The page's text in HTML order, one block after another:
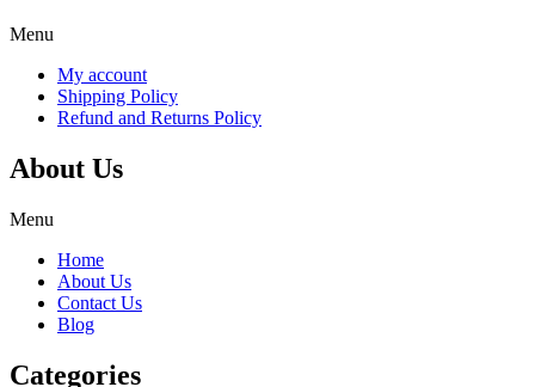
Menu
My account
Shipping Policy
Refund and Returns Policy
About Us
Menu
Home
About Us
Contact Us
Blog
Categories